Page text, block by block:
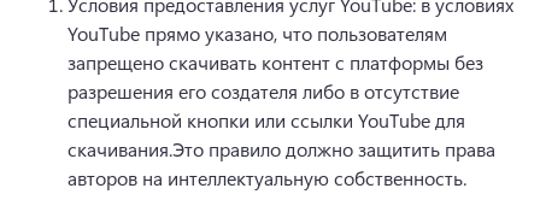
YouTube прямо указано, что пользователям
запрещено скачивать контент с платформы без
разрешения его создателя либо в отсутствие
специальной кнопки или ссылки YouTube для
скачивания.Это правило должно защитить права
авторов на интеллектуальную собственность.